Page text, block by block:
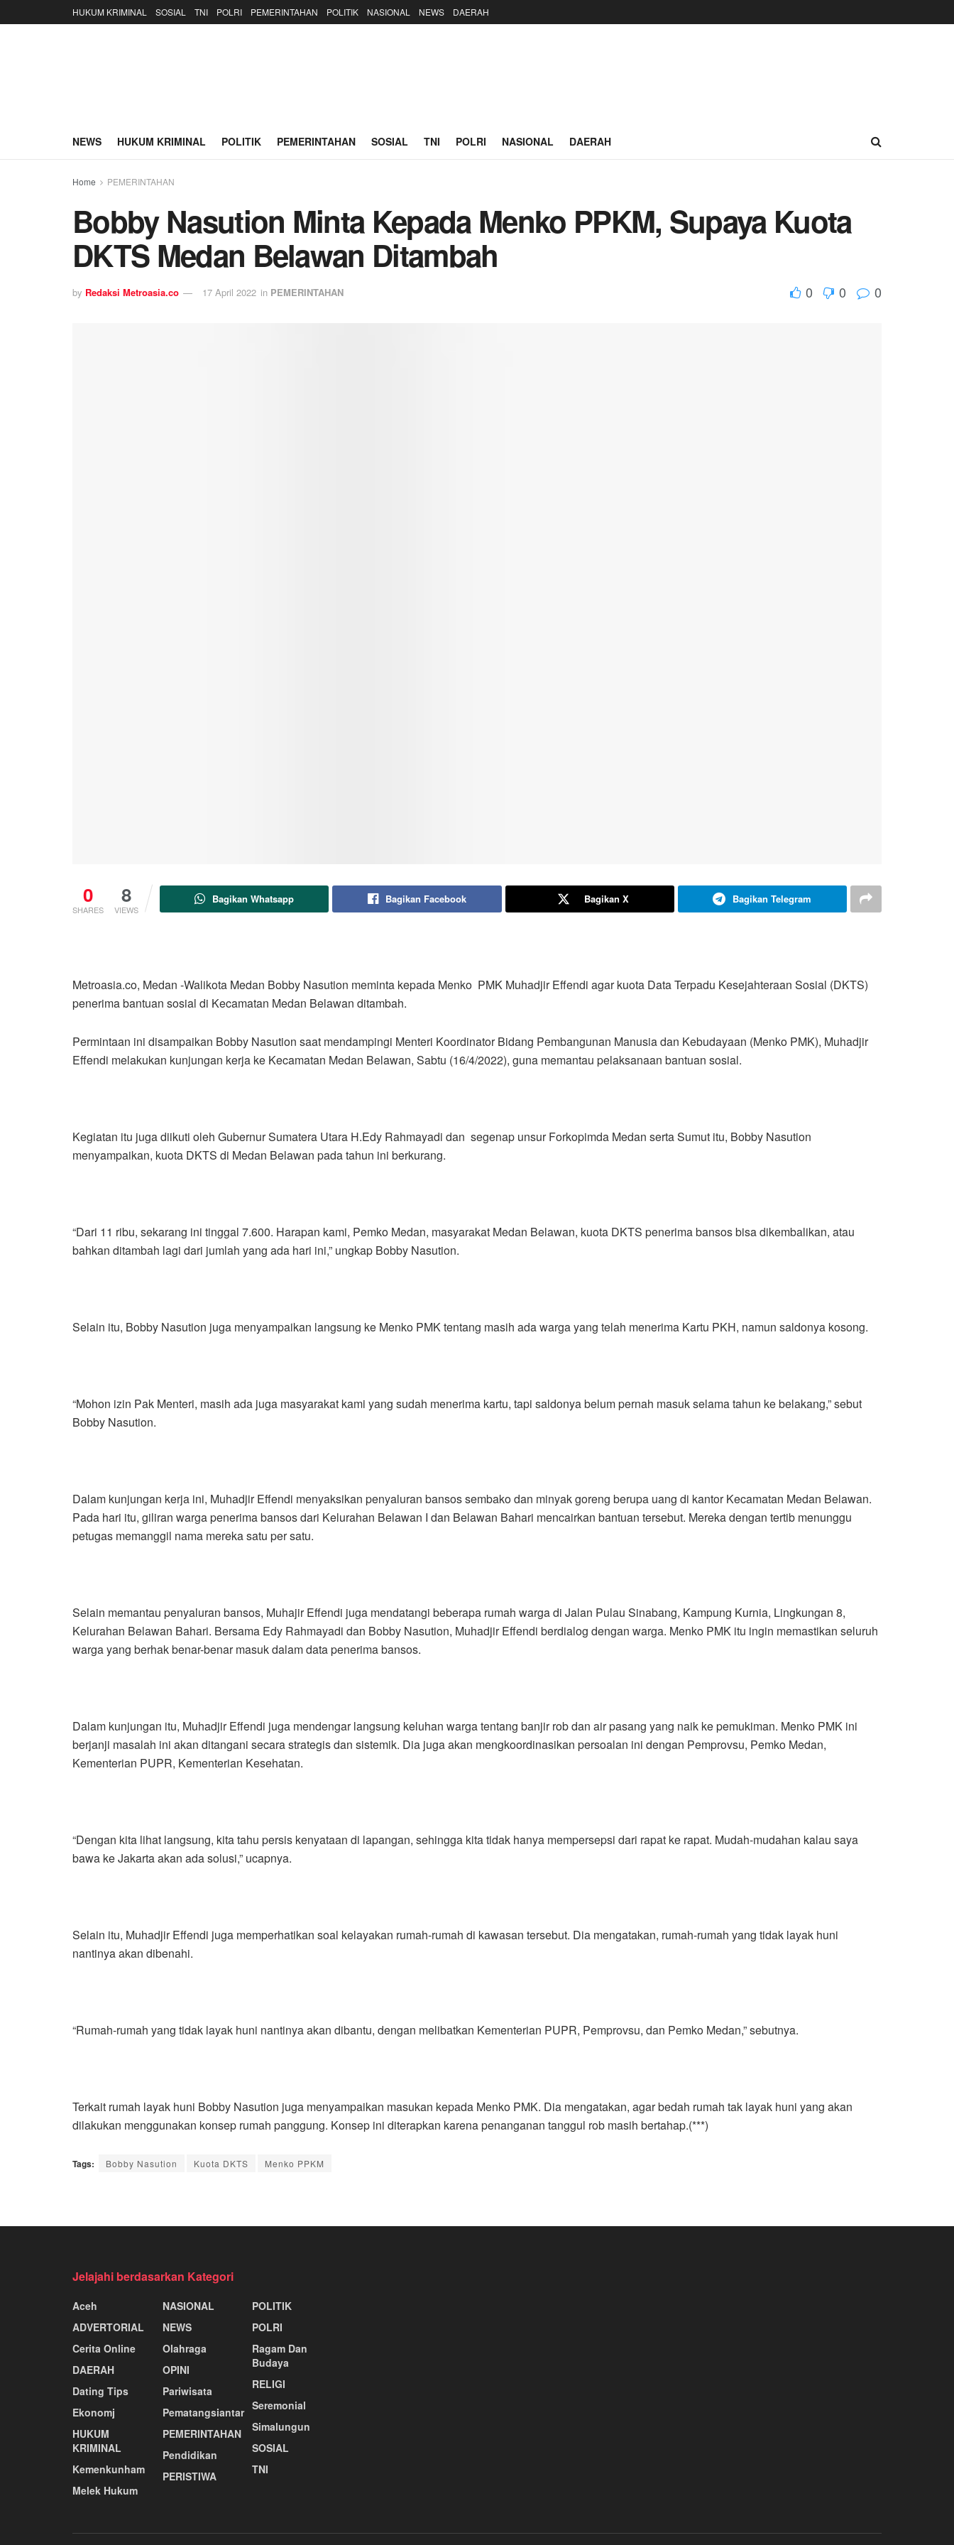
HUKUM KRIMINAL SOSIAL TNI POLRI PEMERINTAHAN POLITIK NASIONAL NEWS DAERAH
NEWS HUKUM KRIMINAL POLITIK PEMERINTAHAN SOSIAL TNI POLRI NASIONAL DAERAH
Home PEMERINTAHAN
Bobby Nasution Minta Kepada Menko PPKM, Supaya Kuota
DKTS Medan Belawan Ditambah
by Redaksi Metroasia.co 17 April 2022 in PEMERINTAHAN 0 0 0
0
SHARES
8
VIEWS
Bagikan Whatsapp Bagikan Facebook Bagikan X Bagikan Telegram
Metroasia.co, Medan -Walikota Medan Bobby Nasution meminta kepada Menko PMK Muhadjir Effendi agar kuota Data Terpadu Kesejahteraan Sosial (DKTS)
penerima bantuan sosial di Kecamatan Medan Belawan ditambah.
Permintaan ini disampaikan Bobby Nasution saat mendampingi Menteri Koordinator Bidang Pembangunan Manusia dan Kebudayaan (Menko PMK), Muhadjir
Effendi melakukan kunjungan kerja ke Kecamatan Medan Belawan, Sabtu (16/4/2022), guna memantau pelaksanaan bantuan sosial.
Kegiatan itu juga diikuti oleh Gubernur Sumatera Utara H.Edy Rahmayadi dan segenap unsur Forkopimda Medan serta Sumut itu, Bobby Nasution
menyampaikan, kuota DKTS di Medan Belawan pada tahun ini berkurang.
“Dari 11 ribu, sekarang ini tinggal 7.600. Harapan kami, Pemko Medan, masyarakat Medan Belawan, kuota DKTS penerima bansos bisa dikembalikan, atau
bahkan ditambah lagi dari jumlah yang ada hari ini,” ungkap Bobby Nasution.
Selain itu, Bobby Nasution juga menyampaikan langsung ke Menko PMK tentang masih ada warga yang telah menerima Kartu PKH, namun saldonya kosong.
“Mohon izin Pak Menteri, masih ada juga masyarakat kami yang sudah menerima kartu, tapi saldonya belum pernah masuk selama tahun ke belakang,” sebut
Bobby Nasution.
Dalam kunjungan kerja ini, Muhadjir Effendi menyaksikan penyaluran bansos sembako dan minyak goreng berupa uang di kantor Kecamatan Medan Belawan.
Pada hari itu, giliran warga penerima bansos dari Kelurahan Belawan I dan Belawan Bahari mencairkan bantuan tersebut. Mereka dengan tertib menunggu
petugas memanggil nama mereka satu per satu.
Selain memantau penyaluran bansos, Muhajir Effendi juga mendatangi beberapa rumah warga di Jalan Pulau Sinabang, Kampung Kurnia, Lingkungan 8,
Kelurahan Belawan Bahari. Bersama Edy Rahmayadi dan Bobby Nasution, Muhadjir Effendi berdialog dengan warga. Menko PMK itu ingin memastikan seluruh
warga yang berhak benar-benar masuk dalam data penerima bansos.
Dalam kunjungan itu, Muhadjir Effendi juga mendengar langsung keluhan warga tentang banjir rob dan air pasang yang naik ke pemukiman. Menko PMK ini
berjanji masalah ini akan ditangani secara strategis dan sistemik. Dia juga akan mengkoordinasikan persoalan ini dengan Pemprovsu, Pemko Medan,
Kementerian PUPR, Kementerian Kesehatan.
“Dengan kita lihat langsung, kita tahu persis kenyataan di lapangan, sehingga kita tidak hanya mempersepsi dari rapat ke rapat. Mudah-mudahan kalau saya
bawa ke Jakarta akan ada solusi,” ucapnya.
Selain itu, Muhadjir Effendi juga memperhatikan soal kelayakan rumah-rumah di kawasan tersebut. Dia mengatakan, rumah-rumah yang tidak layak huni
nantinya akan dibenahi.
“Rumah-rumah yang tidak layak huni nantinya akan dibantu, dengan melibatkan Kementerian PUPR, Pemprovsu, dan Pemko Medan,” sebutnya.
Terkait rumah layak huni Bobby Nasution juga menyampaikan masukan kepada Menko PMK. Dia mengatakan, agar bedah rumah tak layak huni yang akan
dilakukan menggunakan konsep rumah panggung. Konsep ini diterapkan karena penanganan tanggul rob masih bertahap.(***)
Tags: Bobby Nasution Kuota DKTS Menko PPKM
Jelajahi berdasarkan Kategori
Aceh
ADVERTORIAL
Cerita Online
DAERAH
Dating Tips
Ekonomj
HUKUM
KRIMINAL
Kemenkunham
Melek Hukum
NASIONAL
NEWS
Olahraga
OPINI
Pariwisata
Pematangsiantar
PEMERINTAHAN
Pendidikan
PERISTIWA
POLITIK
POLRI
Ragam Dan
Budaya
RELIGI
Seremonial
Simalungun
SOSIAL
TNI